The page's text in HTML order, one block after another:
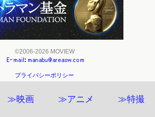
©2006-2026 MOVIEW
プライバシーポリシー
≫映画 ≫アニメ ≫特撮